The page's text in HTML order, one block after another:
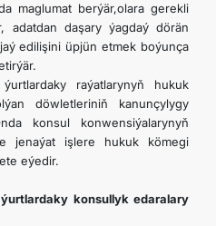
maglumat berýär,olara gerekli
adatdan daşary ýagdaý dörän
edilişini üpjün etmek boýunça
raýatlarynyň hukuk
döwletleriniň kanunçylygy
konsul konwensiýalarynyň
jenaýat işlere hukuk kömegi
eýedir.
konsullyk edaralary